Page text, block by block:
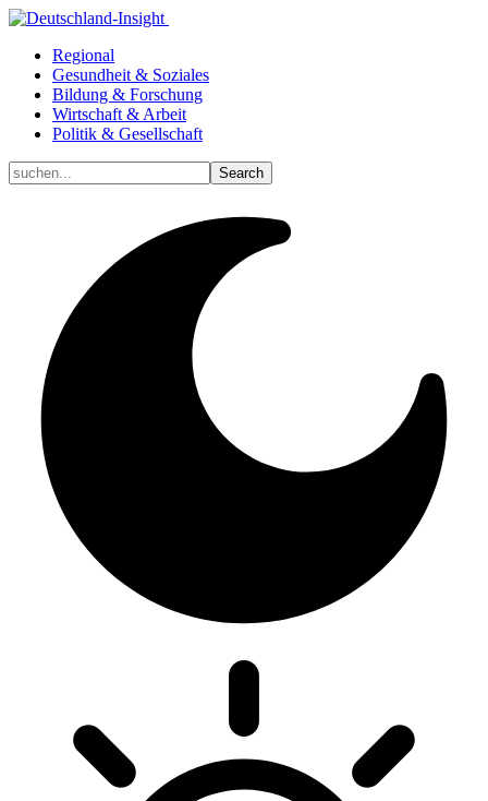
Regional
Gesundheit & Soziales
Bildung & Forschung
Wirtschaft & Arbeit
Politik & Gesellschaft